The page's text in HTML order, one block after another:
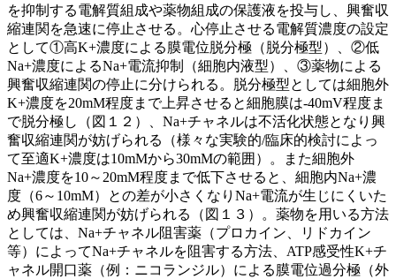
を抑制する電解質組成や薬物組成の保護液を投与し、興奮収
縮連関を急速に停止させる。心停止させる電解質濃度の設定
として①高K+濃度による膜電位脱分極（脱分極型）、②低
Na+濃度によるNa+電流抑制（細胞内液型）、③薬物による
興奮収縮連関の停止に分けられる。脱分極型としては細胞外
K+濃度を20mM程度まで上昇させると細胞膜は-40mV程度ま
で脱分極し（図１２）、Na+チャネルは不活化状態となり興
奮収縮連関が妨げられる（様々な実験的/臨床的検討によっ
て至適K+濃度は10mMから30mMの範囲）。また細胞外
Na+濃度を10～20mM程度まで低下させると、細胞内Na+濃
度（6～10mM）との差が小さくなりNa+電流が生じにくいた
め興奮収縮連関が妨げられる（図１３）。薬物を用いる方法
としては、Na+チャネル阻害薬（プロカイン、リドカイン
等）によってNa+チャネルを阻害する方法、ATP感受性K+チ
ャネル開口薬（例：ニコランジル）による膜電位過分極（外